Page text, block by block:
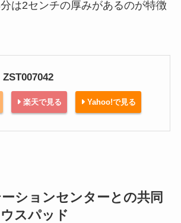
は2センチの厚みがあるのが特徴
楽天で見る Yahoo!で見る
ションセンターとの共同
スパッド